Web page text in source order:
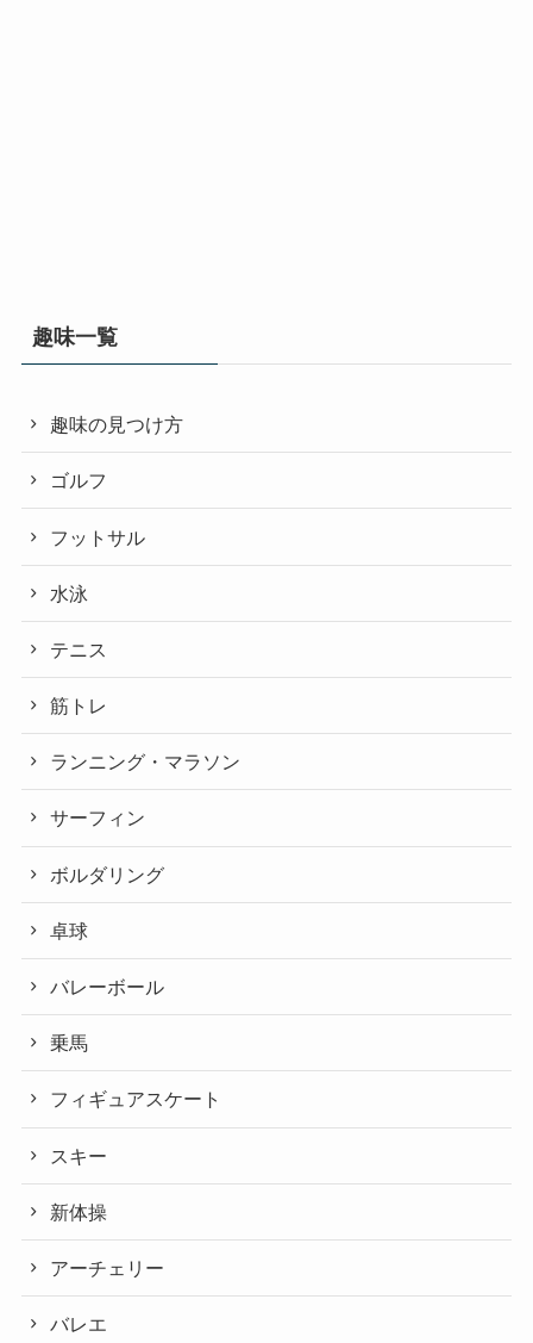
趣味一覧
趣味の見つけ方
ゴルフ
フットサル
水泳
テニス
筋トレ
ランニング・マラソン
サーフィン
ボルダリング
卓球
バレーボール
乗馬
フィギュアスケート
スキー
新体操
アーチェリー
バレエ